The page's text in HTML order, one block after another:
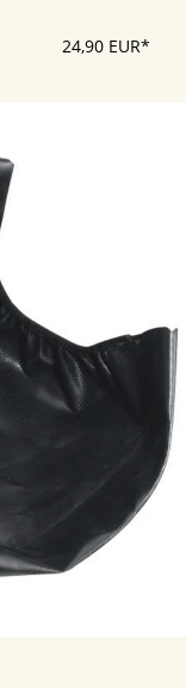
24,90 EUR*